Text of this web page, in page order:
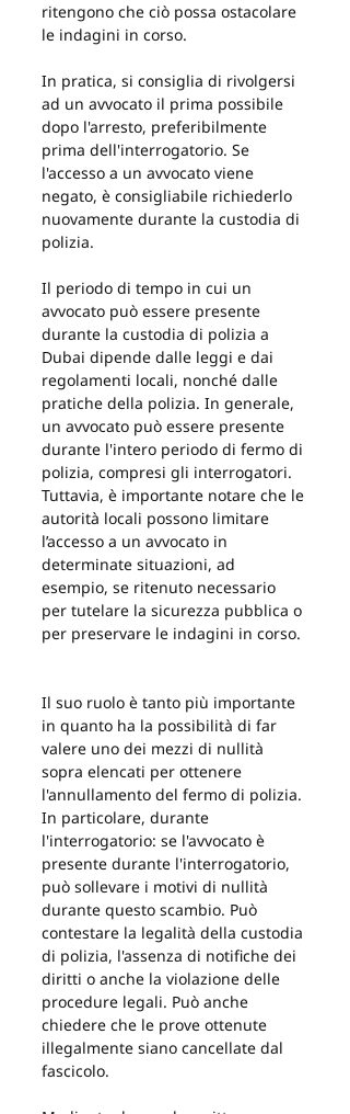
ritengono che ciò possa ostacolare
le indagini in corso.
In pratica, si consiglia di rivolgersi
ad un avvocato il prima possibile
dopo l'arresto, preferibilmente
prima dell'interrogatorio. Se
l'accesso a un avvocato viene
negato, è consigliabile richiederlo
nuovamente durante la custodia di
polizia.
Il periodo di tempo in cui un
avvocato può essere presente
durante la custodia di polizia a
Dubai dipende dalle leggi e dai
regolamenti locali, nonché dalle
pratiche della polizia. In generale,
un avvocato può essere presente
durante l'intero periodo di fermo di
polizia, compresi gli interrogatori.
Tuttavia, è importante notare che le
autorità locali possono limitare
l’accesso a un avvocato in
determinate situazioni, ad
esempio, se ritenuto necessario
per tutelare la sicurezza pubblica o
per preservare le indagini in corso.
Il suo ruolo è tanto più importante
in quanto ha la possibilità di far
valere uno dei mezzi di nullità
sopra elencati per ottenere
l'annullamento del fermo di polizia.
In particolare, durante
l'interrogatorio: se l'avvocato è
presente durante l'interrogatorio,
può sollevare i motivi di nullità
durante questo scambio. Può
contestare la legalità della custodia
di polizia, l'assenza di notifiche dei
diritti o anche la violazione delle
procedure legali. Può anche
chiedere che le prove ottenute
illegalmente siano cancellate dal
fascicolo.